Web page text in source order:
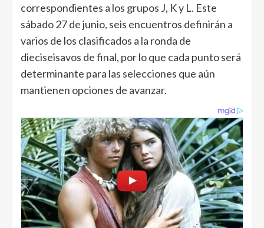
correspondientes a los grupos J, K y L. Este
sábado 27 de junio, seis encuentros definirán a
varios de los clasificados a la ronda de
dieciseisavos de final, por lo que cada punto será
determinante para las selecciones que aún
mantienen opciones de avanzar.